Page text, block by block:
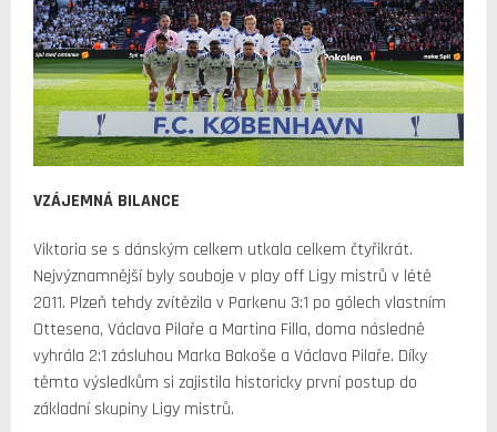
VZÁJEMNÁ BILANCE
Viktoria se s dánským celkem utkala celkem čtyřikrát.
Nejvýznamnější byly souboje v play off Ligy mistrů v létě
2011. Plzeň tehdy zvítězila v Parkenu 3:1 po gólech vlastním
Ottesena, Václava Pilaře a Martina Filla, doma následně
vyhrála 2:1 zásluhou Marka Bakoše a Václava Pilaře. Díky
těmto výsledkům si zajistila historicky první postup do
základní skupiny Ligy mistrů.